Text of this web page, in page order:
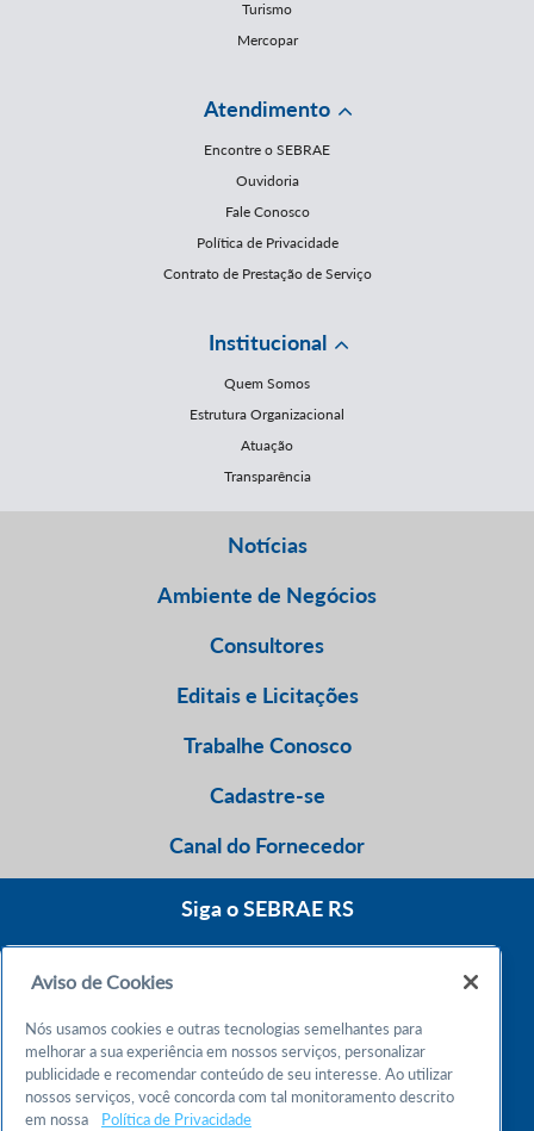
Turismo
Mercopar
Atendimento
Encontre o SEBRAE
Ouvidoria
Fale Conosco
Política de Privacidade
Contrato de Prestação de Serviço
Institucional
Quem Somos
Estrutura Organizacional
Atuação
Transparência
Notícias
Ambiente de Negócios
Consultores
Editais e Licitações
Trabalhe Conosco
Cadastre-se
Canal do Fornecedor
Siga o SEBRAE RS
Atendimento 24h
Chame no WhatsApp
Aviso de Cookies
Nós usamos cookies e outras tecnologias semelhantes para
melhorar a sua experiência em nossos serviços, personalizar
publicidade e recomendar conteúdo de seu interesse. Ao utilizar
nossos serviços, você concorda com tal monitoramento descrito
em nossa
Política de Privacidade